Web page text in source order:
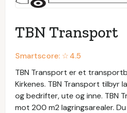
TBN Transport
Smartscore: ☆4.5
TBN Transport er et
Kirkenes. TBN Transport tilbyr
og bedrifter, ute og inne. TBN
mot 200 m2 lagringsarealer.